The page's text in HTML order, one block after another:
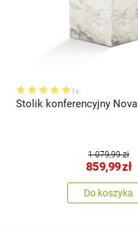
1x
Stolik konferencyjny Nova
1 079,99 zł
859,99zł
Do koszyka